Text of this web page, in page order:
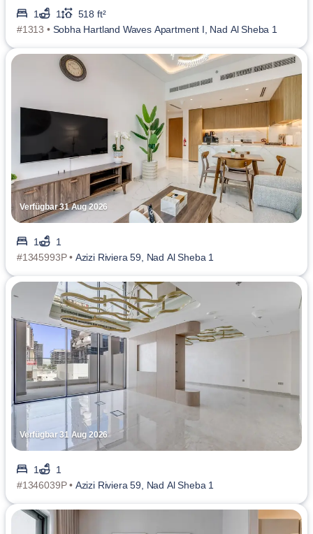
1 1
518 ft²
#1313 • Sobha Hartland Waves Apartment I, Nad Al Sheba 1
Verfügbar 31 Aug 2026
1
1
#1345993P • Azizi Riviera 59, Nad Al Sheba 1
Verfügbar 31 Aug 2026
1
1
#1346039P • Azizi Riviera 59, Nad Al Sheba 1